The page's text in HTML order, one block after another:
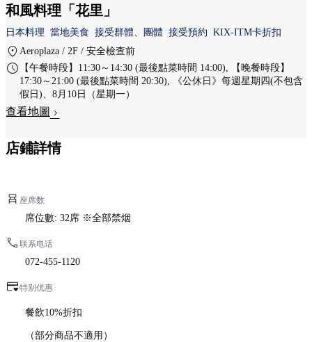
和風料理「花里」
日本料理 當地美食 接受群體、團體 接受預約 KIX-ITM卡折扣
Aeroplaza / 2F / 安全檢查前
【午餐時段】11:30～14:30 (最後點菜時間 14:00), 【晚餐時段】
17:30～21:00 (最後點菜時間 20:30), 《公休日》每週星期四(不包含
假日)、8月10日（星期一）
查看地圖
店鋪詳情
座席数
席位數: 32席 ※全部禁烟
联系电话
072-455-1120
特别优惠
餐飲10%折扣
（部分商品不適用）